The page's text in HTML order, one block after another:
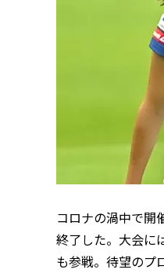
コロナの渦中で開
終了した。大会に
も参戦。待望のプ